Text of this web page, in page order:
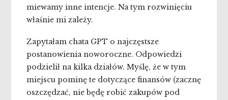
miewamy inne intencje. Na tym rozwinięciu
właśnie mi zależy.
Zapytałam chata GPT o najczęstsze
postanowienia noworoczne. Odpowiedzi
podzielił na kilka działów. Myślę, że w tym
miejscu pominę te dotyczące finansów (zacznę
oszczędzać, nie będę robić zakupów pod